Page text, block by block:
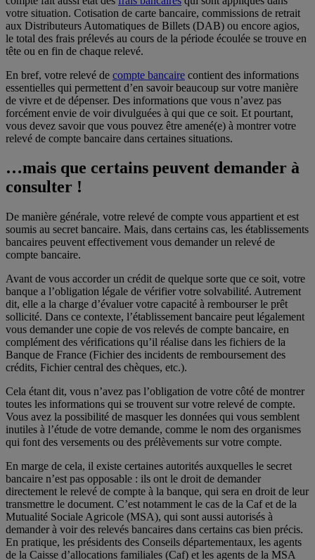
votre situation. Cotisation de carte bancaire, commissions de retrait
aux Distributeurs Automatiques de Billets (DAB) ou encore agios,
le total des frais prélevés au cours de la période écoulée se trouve en
tête ou en fin de chaque relevé.
En bref, votre relevé de compte bancaire contient des informations
essentielles qui permettent d’en savoir beaucoup sur votre manière
de vivre et de dépenser. Des informations que vous n’avez pas
forcément envie de voir divulguées à qui que ce soit. Et pourtant,
vous devez savoir que vous pouvez être amené(e) à montrer votre
relevé de compte bancaire dans certaines situations.
…mais que certains peuvent demander à
consulter !
De manière générale, votre relevé de compte vous appartient et est
soumis au secret bancaire. Mais, dans certains cas, les établissements
bancaires peuvent effectivement vous demander un relevé de
compte bancaire.
Avant de vous accorder un crédit de quelque sorte que ce soit, votre
banque a l’obligation légale de vérifier votre solvabilité. Autrement
dit, elle a la charge d’évaluer votre capacité à rembourser le prêt
sollicité. Dans ce contexte, l’établissement bancaire peut légalement
vous demander une copie de vos relevés de compte bancaire, en
complément des vérifications qu’il réalise dans les fichiers de la
Banque de France (Fichier des incidents de remboursement des
crédits, Fichier central des chèques, etc.).
Cela étant dit, vous n’avez pas l’obligation de votre côté de montrer
toutes les informations qui se trouvent sur votre relevé de compte.
Vous avez la possibilité de masquer les données qui vous semblent
inutiles à l’étude de votre demande, comme le nom des organismes
qui font des versements ou des prélèvements sur votre compte.
En marge de cela, il existe certaines autorités auxquelles le secret
bancaire n’est pas opposable : ils ont le droit de demander
directement le relevé de compte à la banque, qui sera en droit de leur
transmettre le document. C’est notamment le cas de la Caf et de la
Mutualité Sociale Agricole (MSA), qui sont aussi autorisés à
demander à voir des relevés bancaires dans certains cas bien précis.
En pratique, les présidents des Conseils départementaux, les agents
de la Caisse d’allocations familiales (Caf) et les agents de la MSA